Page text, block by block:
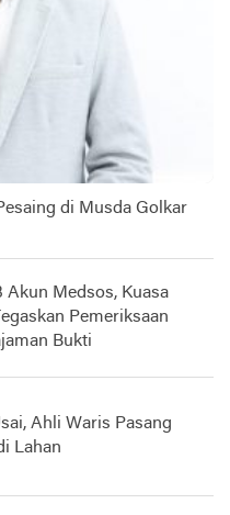
di Musda Golkar
Akun Medsos, Kuasa
Pemeriksaan
Bukti
Ahli Waris Pasang
Lahan